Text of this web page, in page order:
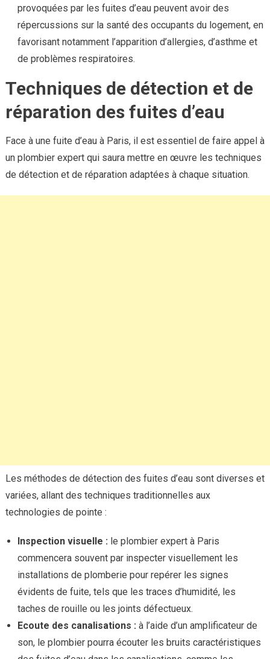
provoquées par les fuites d’eau peuvent avoir des
répercussions sur la santé des occupants du logement, en
favorisant notamment l’apparition d’allergies, d’asthme et
de problèmes respiratoires.
Techniques de détection et de
réparation des fuites d’eau
Face à une fuite d’eau à Paris, il est essentiel de faire appel à
un plombier expert qui saura mettre en œuvre les techniques
de détection et de réparation adaptées à chaque situation.
Les méthodes de détection des fuites d’eau sont diverses et
variées, allant des techniques traditionnelles aux
technologies de pointe :
Inspection visuelle : le plombier expert à Paris
commencera souvent par inspecter visuellement les
installations de plomberie pour repérer les signes
évidents de fuite, tels que les traces d’humidité, les
taches de rouille ou les joints défectueux.
Ecoute des canalisations : à l’aide d’un amplificateur de
son, le plombier pourra écouter les bruits caractéristiques